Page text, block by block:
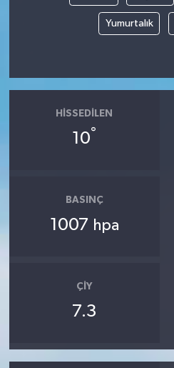
Yumurtalık
HISSEDILEN
10°
BASINÇ
1007 hpa
ÇIY
7.3